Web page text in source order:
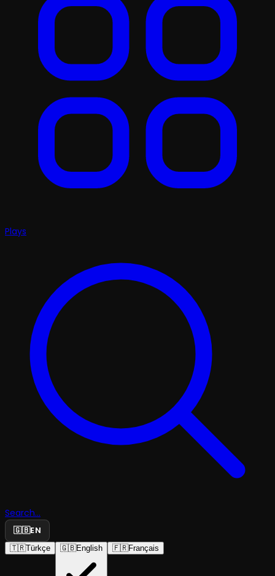
Plays
Search...
🇬🇧EN
🇹🇷Türkçe 🇬🇧English 🇫🇷Français